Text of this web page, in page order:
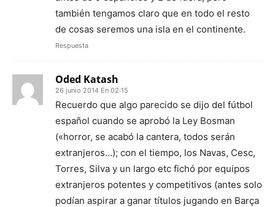
también tengamos claro que en todo el resto
de cosas seremos una isla en el continente.
Respuesta
Oded Katash
26 junio 2014 En 02:15
Recuerdo que algo parecido se dijo del fútbol
español cuando se aprobó la Ley Bosman
(«horror, se acabó la cantera, todos serán
extranjeros…); con el tiempo, los Navas, Cesc,
Torres, Silva y un largo etc fichó por equipos
extranjeros potentes y competitivos (antes solo
podían aspirar a ganar títulos jugando en Barça